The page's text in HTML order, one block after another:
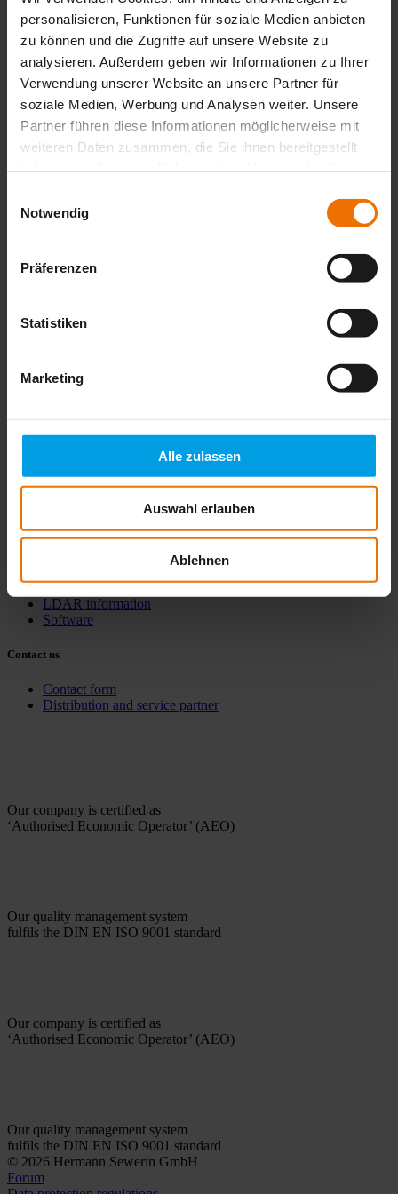
personalisieren, Funktionen für soziale Medien anbieten
zu können und die Zugriffe auf unsere Website zu
analysieren. Außerdem geben wir Informationen zu Ihrer
Verwendung unserer Website an unsere Partner für
soziale Medien, Werbung und Analysen weiter. Unsere
Partner führen diese Informationen möglicherweise mit
weiteren Daten zusammen, die Sie ihnen bereitgestellt
Notwendig
Präferenzen
Statistiken
Marketing
Alle zulassen
Auswahl erlauben
Ablehnen
Our motivation - now more
visible than ever
‘Protecting Water, Gas and Life’ – We support our customers in
protecting vital resources. Together, we create safety and enable a
sustainable future.
This has remained unchanged for over 100 years. During this time,
we now consistently formulate our message in English.
visible and more international than ever. Continue to accompany us
on this journey!
Gas
Detection
Technical data sheets
LDAR information
Software
Contact us
Contact form
Distribution and service partner
Our company is certified as
‘Authorised Economic Operator’ (AEO)
Our quality management system
fulfils the DIN EN ISO 9001 standard
Our company is certified as
‘Authorised Economic Operator’ (AEO)
Our quality management system
fulfils the DIN EN ISO 9001 standard
© 2026 Hermann Sewerin GmbH
Forum